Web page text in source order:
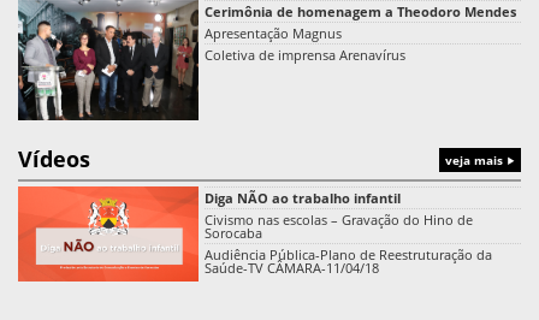
Cerimônia de homenagem a Theodoro Mendes
Apresentação Magnus
Coletiva de imprensa Arenavírus
Vídeos veja mais
Diga NÃO ao trabalho infantil
Civismo nas escolas – Gravação do Hino de
Sorocaba
Audiência Pública-Plano de Reestruturação da
Saúde-TV CÂMARA-11/04/18